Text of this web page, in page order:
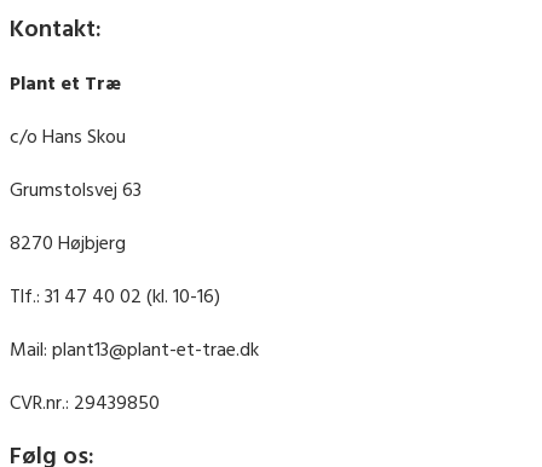
Kontakt:
Plant et Træ
c/o Hans Skou
Grumstolsvej 63
8270 Højbjerg
Tlf.: 31 47 40 02 (kl. 10-16)
Mail: plant13@plant-et-trae.dk
CVR.nr.: 29439850
Følg os: